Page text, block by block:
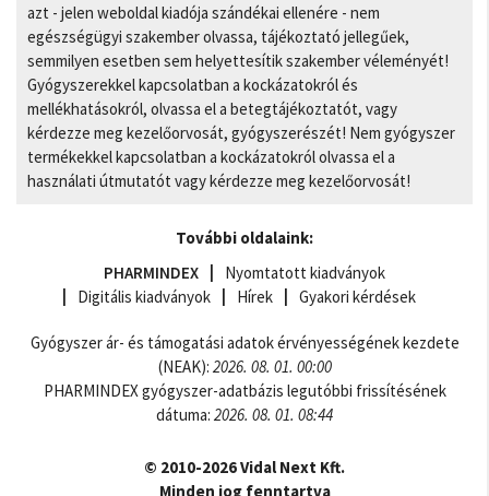
azt - jelen weboldal kiadója szándékai ellenére - nem
egészségügyi szakember olvassa, tájékoztató jellegűek,
semmilyen esetben sem helyettesítik szakember véleményét!
Gyógyszerekkel kapcsolatban a kockázatokról és
mellékhatásokról, olvassa el a betegtájékoztatót, vagy
kérdezze meg kezelőorvosát, gyógyszerészét! Nem gyógyszer
termékekkel kapcsolatban a kockázatokról olvassa el a
használati útmutatót vagy kérdezze meg kezelőorvosát!
További oldalaink:
PHARMINDEX
Nyomtatott kiadványok
Digitális kiadványok
Hírek Gyakori kérdések
Gyógyszer ár- és támogatási adatok érvényességének kezdete
(NEAK): 2026. 08. 01. 00:00
PHARMINDEX gyógyszer-adatbázis legutóbbi frissítésének
dátuma: 2026. 08. 01. 08:44
© 2010-2026 Vidal Next Kft.
Minden jog fenntartva